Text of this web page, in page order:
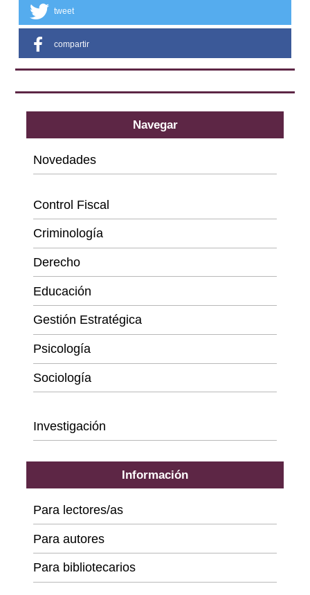
tweet
compartir
Navegar
Novedades
Control Fiscal
Criminología
Derecho
Educación
Gestión Estratégica
Psicología
Sociología
Investigación
Información
Para lectores/as
Para autores
Para bibliotecarios